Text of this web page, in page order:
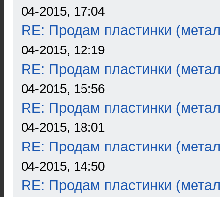
04-2015, 17:04
RE: Продам пластинки
04-2015, 12:19
RE: Продам пластинки
04-2015, 15:56
RE: Продам пластинки
04-2015, 18:01
RE: Продам пластинки
04-2015, 14:50
RE: Продам пластинки